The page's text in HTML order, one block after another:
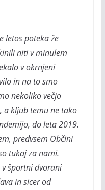
letos poteka že
niti v minulem
v okrnjeni
in na to smo
nekoliko večjo
a kljub temu ne tako
do leta 2019.
predvsem Občini
tukaj za nami.
športni dvorani
in sicer od